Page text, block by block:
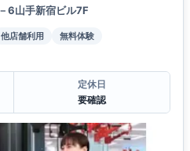
6山手新宿ビル7F
他店舗利用
無料体験
定休日
要確認